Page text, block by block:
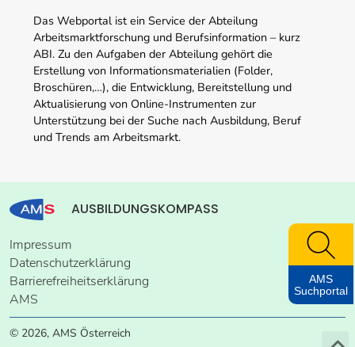
Das Webportal ist ein Service der Abteilung
Arbeitsmarktforschung und Berufsinformation – kurz
ABI. Zu den Aufgaben der Abteilung gehört die
Erstellung von Informationsmaterialien (Folder,
Broschüren,…), die Entwicklung, Bereitstellung und
Aktualisierung von Online-Instrumenten zur
Unterstützung bei der Suche nach Ausbildung, Beruf
und Trends am Arbeitsmarkt.
AUSBILDUNGSKOMPASS
Impressum
Datenschutzerklärung
Barrierefreiheitserklärung
AMS
© 2026, AMS Österreich
AMS
Suchportal